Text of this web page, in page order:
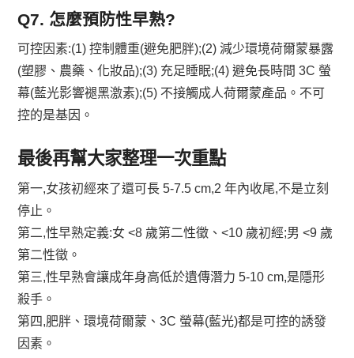
Q7. 怎麼預防性早熟?
可控因素:(1) 控制體重(避免肥胖);(2) 減少環境荷爾蒙暴露
(塑膠、農藥、化妝品);(3) 充足睡眠;(4) 避免長時間 3C 螢
幕(藍光影響褪黑激素);(5) 不接觸成人荷爾蒙產品。不可
控的是基因。
最後再幫大家整理一次重點
第一,女孩初經來了還可長 5-7.5 cm,2 年內收尾,不是立刻
停止。
第二,性早熟定義:女 <8 歲第二性徵、<10 歲初經;男 <9 歲
第二性徵。
第三,性早熟會讓成年身高低於遺傳潛力 5-10 cm,是隱形
殺手。
第四,肥胖、環境荷爾蒙、3C 螢幕(藍光)都是可控的誘發
因素。